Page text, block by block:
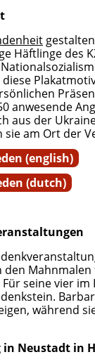
Häftlinge des
anwesende
aus der
sie am Ort der
(english)
(dutch)
seine vier
während
Neustadt in